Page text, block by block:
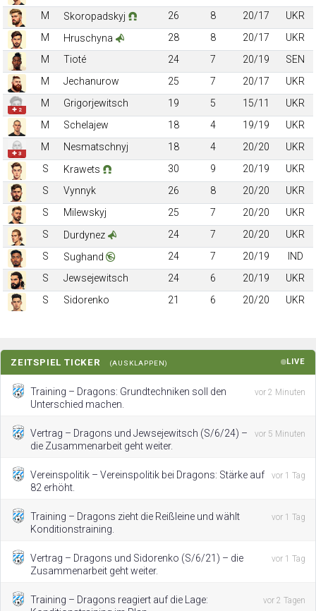
M
Skoropadskyj 26 8 20/17
UKR
M
Hruschyna 28 8 20/17
UKR
M
Tioté 24 7 20/19
SEN
M
Jechanurow 25 7 20/17 UKR
✚ 2
M Grigorjewitsch 19 5 15/11
UKR
M
Schelajew 18 4 19/19 UKR
✚ 3
M Nesmatschnyj 18 4 20/20
UKR
S
Krawets 30 9 20/19
UKR
S
Vynnyk 26 8 20/20
UKR
S
Milewskyj 25 7 20/20
UKR
S
Durdynez 24 7 20/20
UKR
S
Sughand 24 7 20/19
IND
S
Jewsejewitsch 24 6 20/19
UKR
S
Sidorenko 21 6 20/20 UKR
ZEITSPIEL TICKER (AUSKLAPPEN) LIVE
Training – Dragons: Grundtechniken soll den
Unterschied machen.
vor 2 Minuten
Vertrag – Dragons und Jewsejewitsch (S/6/24) –
die Zusammenarbeit geht weiter.
vor 5 Minuten
Vereinspolitik – Vereinspolitik bei Dragons: Stärke auf
82 erhöht.
vor 1 Tag
Training – Dragons zieht die Reißleine und wählt
Konditionstraining.
vor 1 Tag
Vertrag – Dragons und Sidorenko (S/6/21) – die
Zusammenarbeit geht weiter.
vor 1 Tag
Training – Dragons reagiert auf die Lage:
vor 2 Tagen